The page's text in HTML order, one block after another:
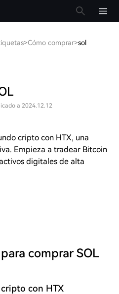
>Cómo comprar>sol
a 2024.12.12
cripto con HTX, una
Empieza a tradear Bitcoin
digitales de alta
comprar SOL
con HTX